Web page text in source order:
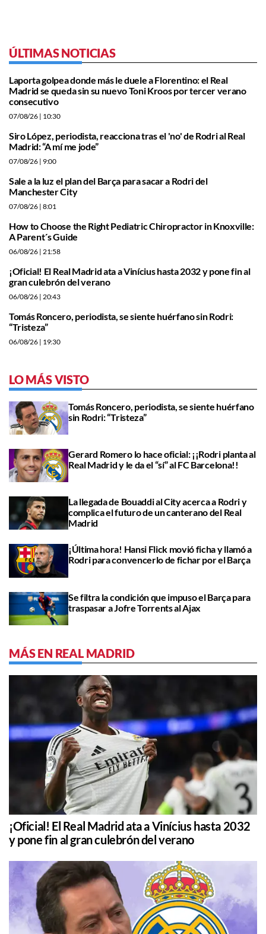
ÚLTIMAS NOTICIAS
Laporta golpea donde más le duele a Florentino: el Real
Madrid se queda sin su nuevo Toni Kroos por tercer verano
consecutivo
07/08/26 | 10:30
Siro López, periodista, reacciona tras el 'no' de Rodri al Real
Madrid: “A mí me jode”
07/08/26 | 9:00
Sale a la luz el plan del Barça para sacar a Rodri del
Manchester City
07/08/26 | 8:01
How to Choose the Right Pediatric Chiropractor in Knoxville:
A Parent´s Guide
06/08/26 | 21:58
¡Oficial! El Real Madrid ata a Vinícius hasta 2032 y pone fin al
gran culebrón del verano
06/08/26 | 20:43
Tomás Roncero, periodista, se siente huérfano sin Rodri:
“Tristeza”
06/08/26 | 19:30
LO MÁS VISTO
Tomás Roncero, periodista, se siente huérfano
sin Rodri: “Tristeza”
Gerard Romero lo hace oficial: ¡¡Rodri planta al
Real Madrid y le da el “sí” al FC Barcelona!!
La llegada de Bouaddi al City acerca a Rodri y
complica el futuro de un canterano del Real
Madrid
¡Última hora! Hansi Flick movió ficha y llamó a
Rodri para convencerlo de fichar por el Barça
Se filtra la condición que impuso el Barça para
traspasar a Jofre Torrents al Ajax
MÁS EN REAL MADRID
¡Oficial! El Real Madrid ata a Vinícius hasta 2032
y pone fin al gran culebrón del verano